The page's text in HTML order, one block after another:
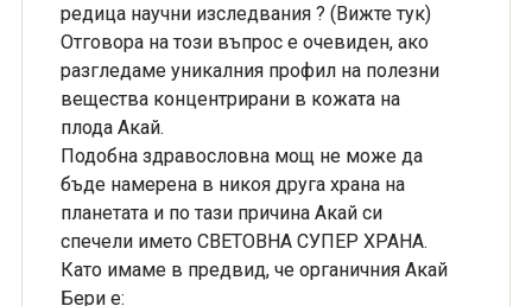
редица научни изследвания ? (Вижте тук)
Отговора на този въпрос е очевиден, ако
разгледаме уникалния профил на полезни
вещества концентрирани в кожата на
плода Акай.
Подобна здравословна мощ не може да
бъде намерена в никоя друга храна на
планетата и по тази причина Акай си
спечели името СВЕТОВНА СУПЕР ХРАНА.
Като имаме в предвид, че органичния Акай
Бери е: